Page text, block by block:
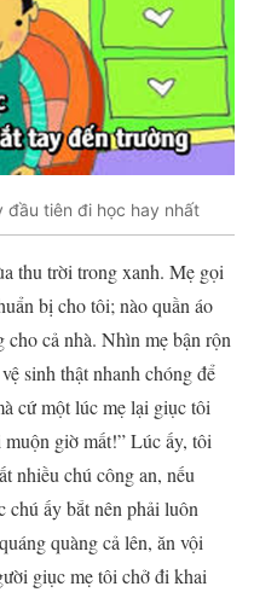
đầu tiên đi học hay nhất
thu trời trong xanh. Mẹ gọi
bị cho tôi; nào quần áo
cho cả nhà. Nhìn mẹ bận rộn
sinh thật nhanh chóng để
cứ một lúc mẹ lại giục tôi
giờ mất!” Lúc ấy, tôi
nhiều chú công an, nếu
chú ấy bắt nên phải luôn
quàng cả lên, ăn vội
giục mẹ tôi chở đi khai